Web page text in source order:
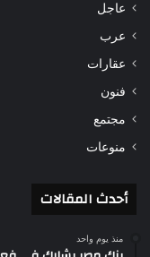
عاجل
عرب
عقارات
فنون
مجتمع
منوعات
أحدث المقالات
منذ يوم واحد